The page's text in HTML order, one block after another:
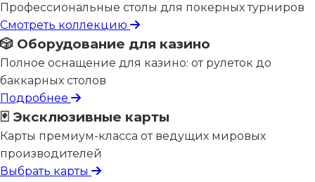
Профессиональные столы для покерных турниров
Смотреть коллекцию
🎲 Оборудование для казино
Полное оснащение для казино: от рулеток до
баккарных столов
Подробнее
🃏 Эксклюзивные карты
Карты премиум-класса от ведущих мировых
производителей
Выбрать карты